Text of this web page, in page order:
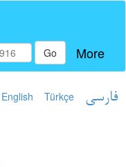
Go More
English Türkçe فارسی